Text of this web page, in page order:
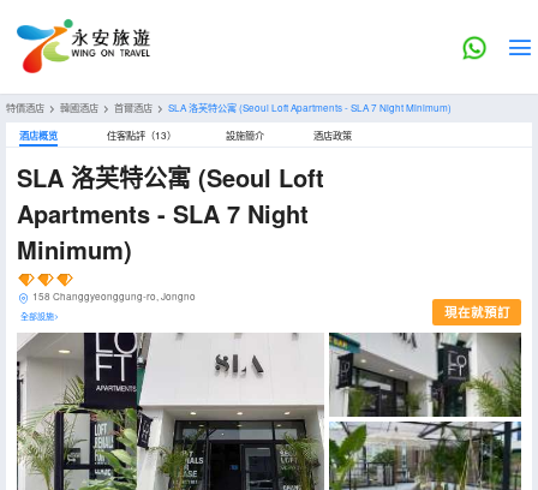
特價酒店 > 韓國酒店 > 首爾酒店 > SLA 洛芙特公寓(Seoul Loft Apartments - SLA 7 Night Minimum)
酒店概览 住客點評（13） 設施簡介 酒店政策
SLA 洛芙特公寓 (Seoul Loft
Apartments - SLA 7 Night
Minimum)
158 Changgyeonggung-ro, Jongno
全部設施> 現在就預訂